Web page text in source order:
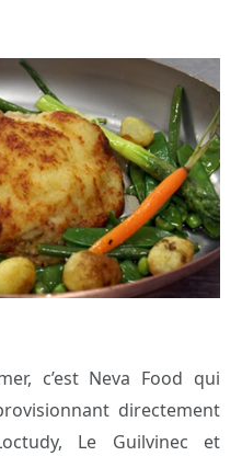
c’est Neva Food qui
directement
Le Guilvinec et